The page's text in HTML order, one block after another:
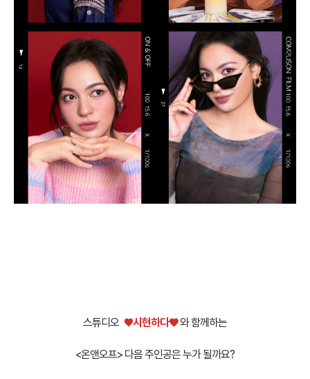
스튜디오 ♥️시현하다♥️와 함께하는
<온앤오프> 다음 주인공은 누가 될까요?